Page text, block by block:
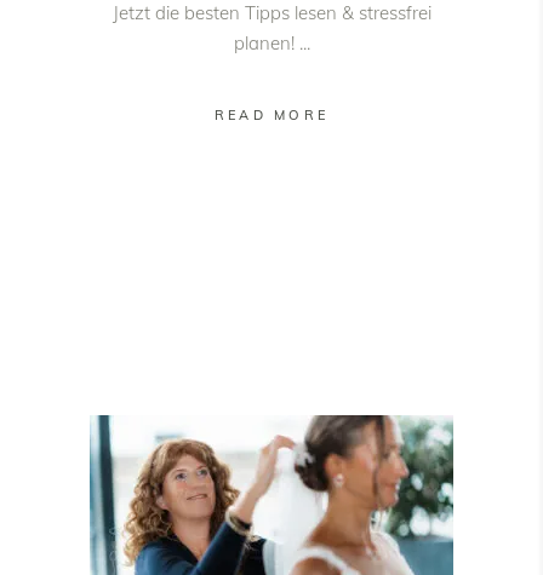
Jetzt die besten Tipps lesen & stressfrei
planen!
READ MORE